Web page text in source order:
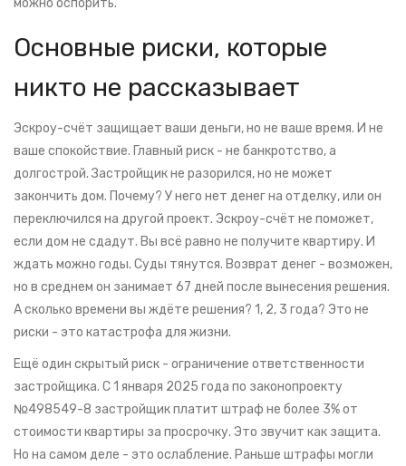
можно оспорить.
Основные риски, которые
никто не рассказывает
Эскроу-счёт защищает ваши деньги, но не ваше время. И не
ваше спокойствие. Главный риск - не банкротство, а
долгострой. Застройщик не разорился, но не может
закончить дом. Почему? У него нет денег на отделку, или он
переключился на другой проект. Эскроу-счёт не поможет,
если дом не сдадут. Вы всё равно не получите квартиру. И
ждать можно годы. Суды тянутся. Возврат денег - возможен,
но в среднем он занимает 67 дней после вынесения решения.
А сколько времени вы ждёте решения? 1, 2, 3 года? Это не
риски - это катастрофа для жизни.
Ещё один скрытый риск - ограничение ответственности
застройщика. С 1 января 2025 года по законопроекту
№498549-8 застройщик платит штраф не более 3% от
стоимости квартиры за просрочку. Это звучит как защита.
Но на самом деле - это ослабление. Раньше штрафы могли